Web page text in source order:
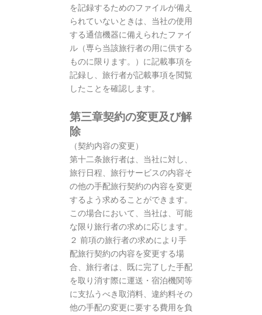
を記録するためのファイルが備え
られていないときは、当社の使用
する通信機器に備えられたファイ
ル（専ら当該旅行者の用に供する
ものに限ります。）に記載事項を
記録し、旅行者が記載事項を閲覧
したことを確認します。
第三章契約の変更及び解
除
（契約内容の変更）
第十二条旅行者は、当社に対し、
旅行日程、旅行サービスの内容そ
の他の手配旅行契約の内容を変更
するよう求めることができます。
この場合において、当社は、可能
な限り旅行者の求めに応じます。
２ 前項の旅行者の求めにより手
配旅行契約の内容を変更する場
合、旅行者は、既に完了した手配
を取り消す際に運送・宿泊機関等
に支払うべき取消料、違約料その
他の手配の変更に要する費用を負